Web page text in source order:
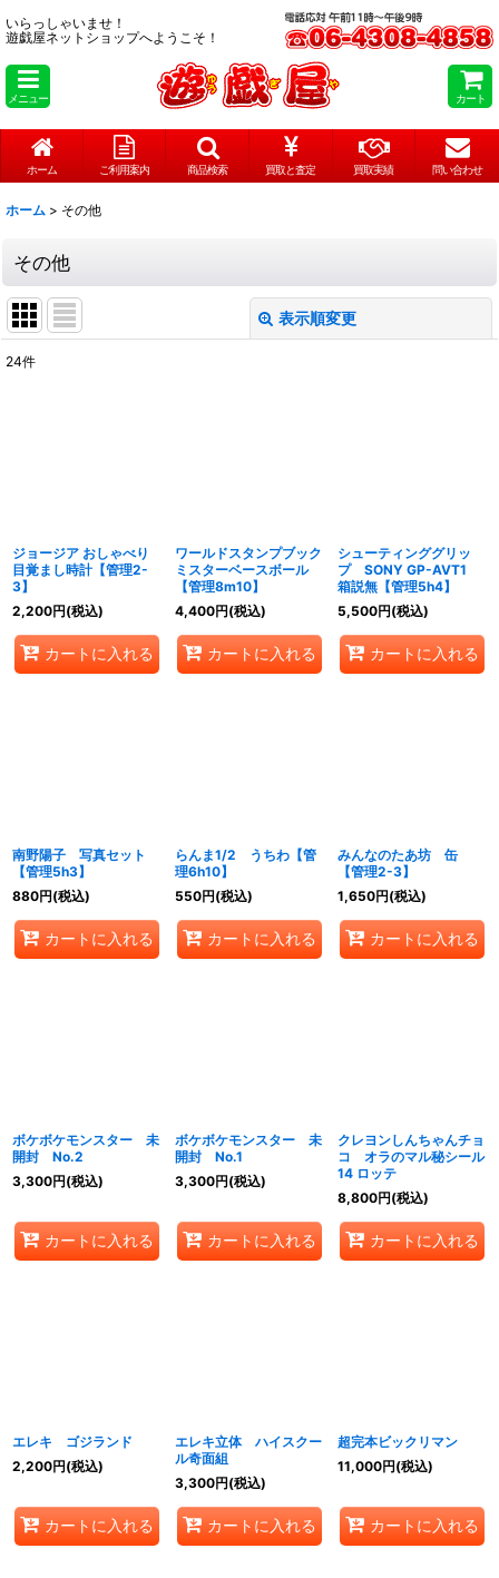
いらっしゃいませ！
遊戯屋ネットショップへようこそ！
メニュー カート
ホーム ご利用案内 商品検索 買取と査定 買取実績 問い合わせ
ホーム > その他
その他
表示順変更
絞り込む
24件
ジョージア おしゃべり
目覚まし時計【管理2-
3】
2,200円(税込)
カートに入れる
ワールドスタンプブック
ミスターベースボール
【管理8m10】
4,400円(税込)
カートに入れる
シューティンググリッ
プ SONY GP-AVT1
箱説無【管理5h4】
5,500円(税込)
カートに入れる
南野陽子 写真セット
【管理5h3】
880円(税込)
カートに入れる
らんま1/2 うちわ【管
理6h10】
550円(税込)
カートに入れる
みんなのたあ坊 缶
【管理2-3】
1,650円(税込)
カートに入れる
ボケボケモンスター 未
開封 No.2
3,300円(税込)
カートに入れる
ボケボケモンスター 未
開封 No.1
3,300円(税込)
カートに入れる
クレヨンしんちゃんチョ
コ オラのマル秘シール
14 ロッテ
8,800円(税込)
カートに入れる
エレキ ゴジランド
2,200円(税込)
カートに入れる
エレキ立体 ハイスクー
ル奇面組
3,300円(税込)
カートに入れる
超完本ビックリマン
11,000円(税込)
カートに入れる